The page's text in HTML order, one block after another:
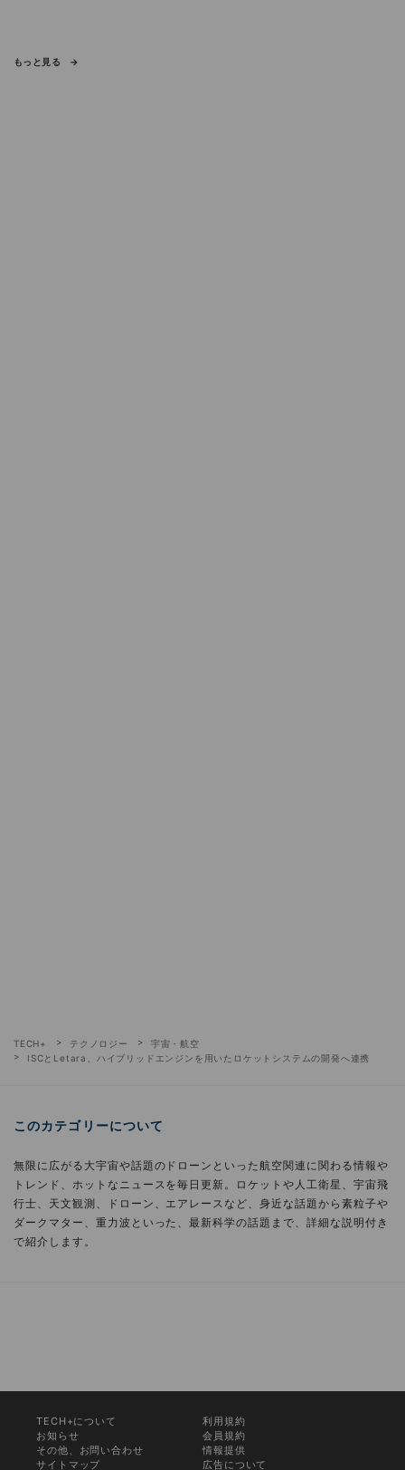
もっと見る
TECH+ テクノロジー
宇宙・航空
ISCとLetara、ハイブリッドエンジンを用いたロケットシステムの開発へ連携
このカテゴリーについて
無限に広がる大宇宙や話題のドローンといった航空関連に関わる情報や
トレンド、ホットなニュースを毎日更新。ロケットや人工衛星、宇宙飛
行士、天文観測、ドローン、エアレースなど、身近な話題から素粒子や
ダークマター、重力波といった、最新科学の話題まで、詳細な説明付き
で紹介します。
TECH+について
利用規約
お知らせ
会員規約
その他、お問い合わせ
情報提供
サイトマップ
広告について